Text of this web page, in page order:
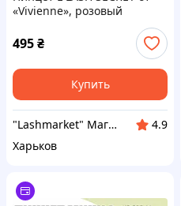
«Vivienne», розовый
495₴
Купить
"Lashmarket" Магазин материалов для наращивания и ламинирования ресниц, окрашивания бровей
4.9
Харьков